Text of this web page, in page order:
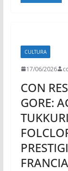
CULTURA
17/06/2026
CON
GORE:
FRANCIA